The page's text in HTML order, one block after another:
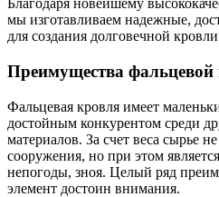
Благодаря новейшему
мы изготавливаем надежные,
для создания долговечной
Преимущества
Фальцевая кровля имеет
достойным конкурентом среди
материалов. За счет веса сырье
сооружения, но при этом
непогоды, зноя. Целый ряд
элемент достоин внимания.